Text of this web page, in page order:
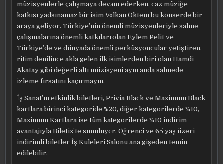
müzisyenlerle çalışmaya devam ederken, caz müziğe
katkısı yadsınamaz bir isim Volkan Öktem bu konserde bir
araya geliyor. Türkiye’nin önemli müzisyenleriyle sahne
çalışmalarına önemli katkıları olan Eylem Pelit ve
Türkiye’de ve dünyada önemli perküsyoncular yetiştiren,
ritim denilince akla gelen ilk isimlerden biri olan Hamdi
Akatay gibi değerli altı müzisyeni aynı anda sahnede
izleme fırsatını kaçırmayın.
İş Sanat’ın etkinlik biletleri, Privia Black ve Maximum Black
kartlara birinci kategoride %20, diğer kategorilerde %10,
Maximum Kartlara ise tüm kategorilerde %10 indirim
avantajıyla Biletix’te sunuluyor. Öğrenci ve 65 yaş üzeri
indirimli biletler İş Kuleleri Salonu ana gişeden temin
edilebilir.